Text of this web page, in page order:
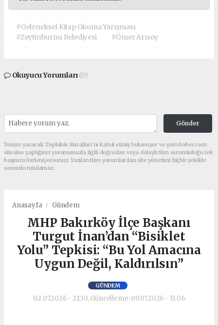
#Geleneksel Kitap Okuma Yarışması
#Zeytinburnu Belediyesi
#Ömer Arısoy
Okuyucu Yorumları(0)
Gönder
Yorum yazarak Topluluk Kuralları’nı kabul etmiş bulunuyor ve yurt-haber.com
sitesine yaptığınız yorumunuzla ilgili doğrudan veya dolaylı tüm sorumluluğu tek
başınıza üstleniyorsunuz. Yazılan tüm yorumlardan site yönetimi hiçbir şekilde
sorumlu tutulamaz.
Anasayfa Gündem
MHP Bakırköy İlçe Başkanı
Turgut İnan’dan “Bisiklet
Yolu” Tepkisi: “Bu Yol Amacına
Uygun Değil, Kaldırılsın”
GÜNDEM
02.07.2026 - 21:30, Güncelleme: 09.07.2026 - 11:06